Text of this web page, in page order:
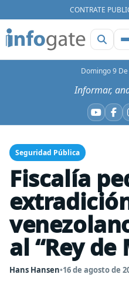
CONTRATE
Domingo 9
Informar,
Seguridad Pública
Fiscalía
al “Rey de
Hans Hansen•16 de agosto de